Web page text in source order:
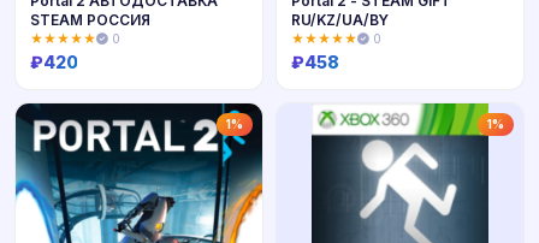
Купить
STEAM РОССИЯ
★★★★★ 0
₽420
Купить
RU/KZ/UA/BY
★★★★★ 0
₽458
1% 1%